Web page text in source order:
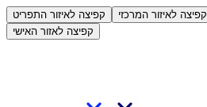
קפיצה לאיזור התפריט קפיצה לאיזור המרכזי
קפיצה לאזור האישי